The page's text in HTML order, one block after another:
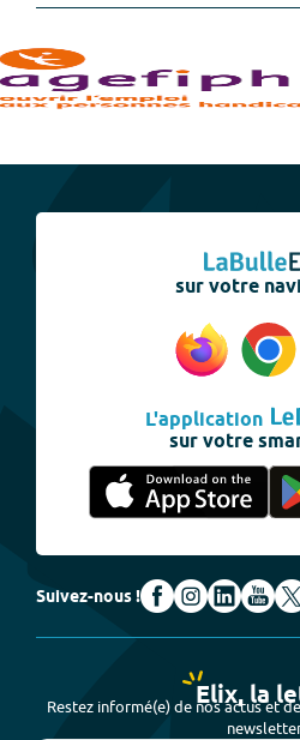
sur votre
L'application
sur votre
Suivez-nous !
Elix, la
Restez informé(e) de nos actus et